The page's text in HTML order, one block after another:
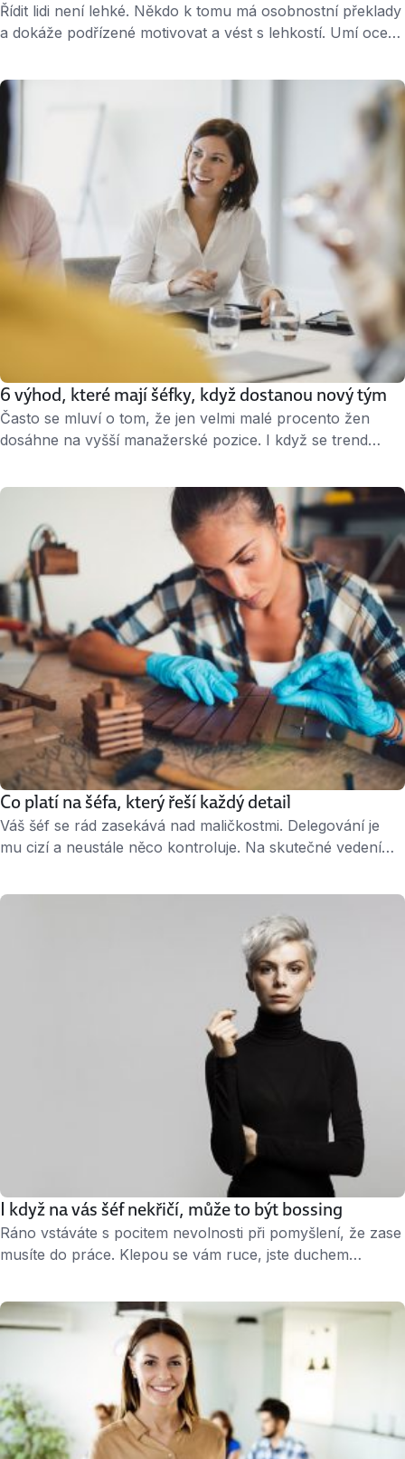
Řídit lidi není lehké. Někdo k tomu má osobnostní překlady
a dokáže podřízené motivovat a vést s lehkostí. Umí ocenit
Pracovat pod takovým šéfem nebo šéfkou je radost.
Jenže ne všichni vedoucí týmů jsou dokonalí. A někteří
jsou dokonce velmi nedokonalí. Až tak, že je pod nimi
utrpení pracovat. …
6 výhod, které mají šéfky, když dostanou nový tým
Často se mluví o tom, že jen velmi malé procento žen
dosáhne na vyšší manažerské pozice. I když se trend
nějaká žena do čistě mužského šéfovského světa dostane,
narazí na spoustu překážek. Může ale objevit i řadu
výhod. Napadají vás nějaké? « 3 minuty čtení …
Co platí na šéfa, který řeší každý detail
Váš šéf se rád zasekává nad maličkostmi. Delegování je
mu cizí a neustále něco kontroluje. Na skutečné vedení
vypořádat s mikromanažerem, který se nechává pohltit
detaily? » 2 minuty čtení « Dělejte i samostatná rozhodnutí
Lidé s „nemocí“ zabývat se mikroúkoly by nejraději řídili
I když na vás šéf nekřičí, může to být bossing
Ráno vstáváte s pocitem nevolnosti při pomyšlení, že zase
musíte do práce. Klepou se vám ruce, jste duchem
tam dnes nemuseli. Důvodem je váš šéf. Tichý bossing
Večer si lehnete do postele a slyšíte manažera opakovat
výtky z posledních dní. Přemýšlíte, proč jste tak …